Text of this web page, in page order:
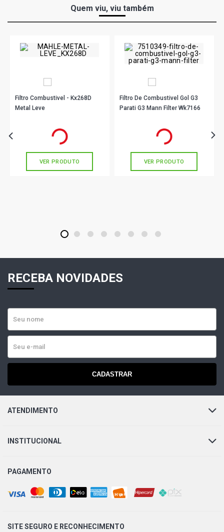
Quem viu, viu também
Filtro Combustivel - Kx268D
Metal Leve
em até 1x de
VER PRODUTO
Filtro De Combustivel Gol G3
Parati G3 Mann Filter Wk7166
em até 1x de
VER PRODUTO
1 2 3 4 5 6 7 8
RECEBA NOVIDADES
CADASTRAR
ATENDIMENTO
INSTITUCIONAL
PAGAMENTO
SITE SEGURO E RECONHECIMENTO